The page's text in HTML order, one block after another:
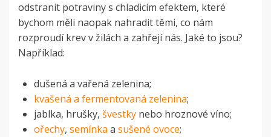
odstranit potraviny s chladicím efektem, které
bychom měli naopak nahradit těmi, co nám
rozproudí krev v žilách a zahřejí nás. Jaké to jsou?
Například:
dušená a vařená zelenina;
kvašená a fermentovaná zelenina;
jablka, hrušky, švestky nebo hroznové víno;
ořechy, semínka a sušené ovoce;